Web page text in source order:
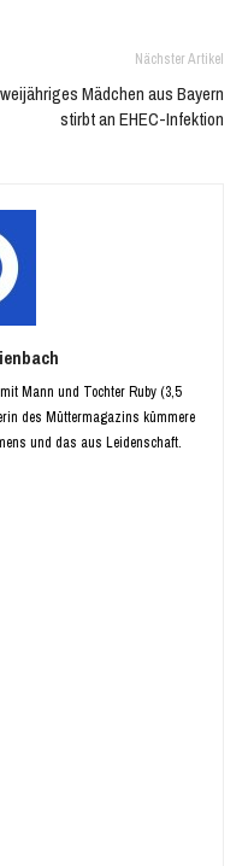
Nächster Artikel
Mädchen aus Bayern
stirbt an EHEC-Infektion
Mann und Tochter Ruby (3,5
des Müttermagazins kümmere
und das aus Leidenschaft.